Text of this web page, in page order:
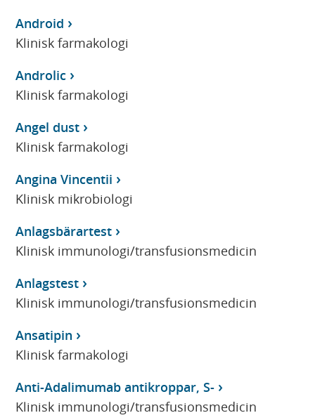
Android
Klinisk farmakologi
Androlic
Klinisk farmakologi
Angel dust
Klinisk farmakologi
Angina Vincentii
Klinisk mikrobiologi
Anlagsbärartest
Klinisk immunologi/transfusionsmedicin
Anlagstest
Klinisk immunologi/transfusionsmedicin
Ansatipin
Klinisk farmakologi
Anti-Adalimumab antikroppar, S-
Klinisk immunologi/transfusionsmedicin